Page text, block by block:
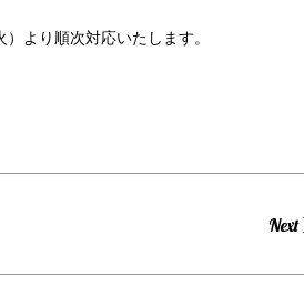
より順次対応いたします。
Next